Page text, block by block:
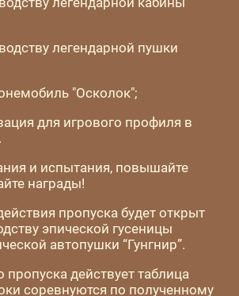
легендарной пушки
"Осколок";
для игрового профиля в
и испытания, повышайте
награды!
пропуска будет открыт
эпической гусеницы
автопушки “Гунгнир”.
пропуска действует таблица
соревнуются по полученному